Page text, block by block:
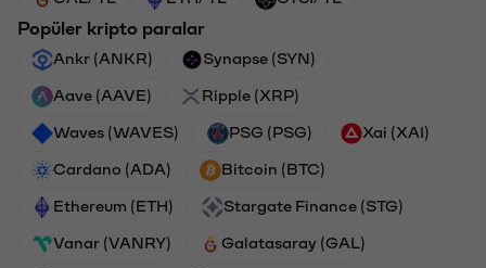
Popüler kripto paralar
Ankr (ANKR) Synapse (SYN)
Aave (AAVE) Ripple (XRP)
Waves (WAVES) PSG (PSG) Xai (XAI)
Cardano (ADA) Bitcoin (BTC)
Ethereum (ETH) Stargate Finance (STG)
Vanar (VANRY) Galatasaray (GAL)